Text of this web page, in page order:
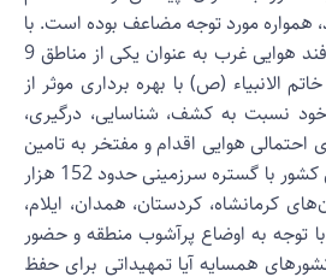
مورد توجه مضاعف بوده است. با
ذکر این مقدمه منطقه پدافند هوایی غرب به عنوان یکی از مناطق 9
الانبیاء (ص) با بهره برداری موثر از
به کشف، شناسایی، درگیری،
هوایی اقدام و مفتخر به تامین
امنیت آسمان مناطق غربی کشور با گستره سرزمینی حدود 152 هزار
کردستان، همدان، ایلام،
به اوضاع پرآشوب منطقه و حضور
همسایه آیا تمهیداتی برای حفظ